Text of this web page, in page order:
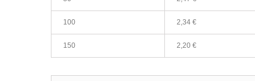
100 2,34 €
150 2,20 €